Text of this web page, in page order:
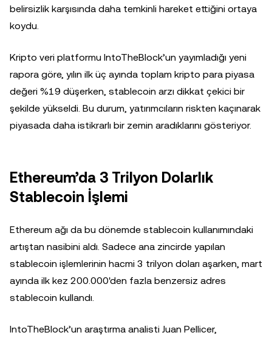
belirsizlik karşısında daha temkinli hareket ettiğini ortaya
koydu.
Kripto veri platformu IntoTheBlock’un yayımladığı yeni
rapora göre, yılın ilk üç ayında toplam kripto para piyasa
değeri %19 düşerken, stablecoin arzı dikkat çekici bir
şekilde yükseldi. Bu durum, yatırımcıların riskten kaçınarak
piyasada daha istikrarlı bir zemin aradıklarını gösteriyor.
Ethereum’da 3 Trilyon Dolarlık
Stablecoin İşlemi
Ethereum ağı da bu dönemde stablecoin kullanımındaki
artıştan nasibini aldı. Sadece ana zincirde yapılan
stablecoin işlemlerinin hacmi 3 trilyon doları aşarken, mart
ayında ilk kez 200.000'den fazla benzersiz adres
stablecoin kullandı.
IntoTheBlock’un araştırma analisti Juan Pellicer,